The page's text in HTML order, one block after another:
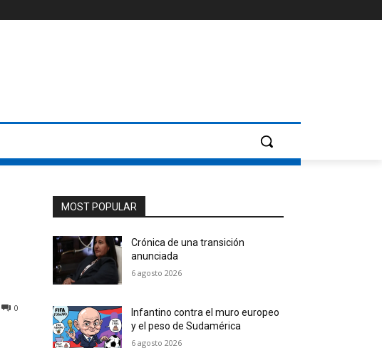
0
MOST POPULAR
Crónica de una transición
anunciada
6 agosto 2026
Infantino contra el muro europeo
y el peso de Sudamérica
6 agosto 2026